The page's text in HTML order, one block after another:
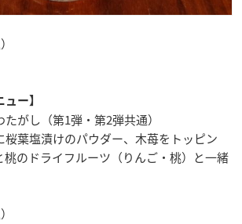
ュー】
がし（第1弾・第2弾共通）
桜葉塩漬けのパウダー、木苺をトッピン
桃のドライフルーツ（りんご・桃）と一緒